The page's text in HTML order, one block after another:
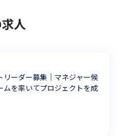
人
リーダー募集｜マネジャー候
を率いてプロジェクトを成